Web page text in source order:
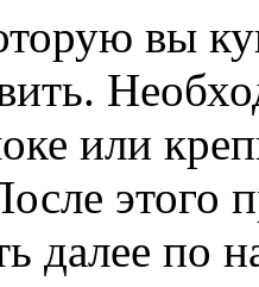
вы
или
этого
далее по